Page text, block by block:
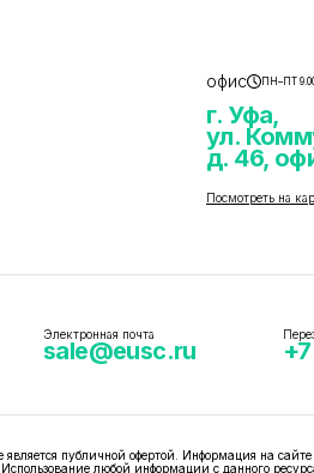
офис ПН–ПТ
г. Уфа,
ул.
д. 46,
Посмотреть на
Электронная почта
sale@eusc.ru
публичной офертой. Информация на
любой информации с данного